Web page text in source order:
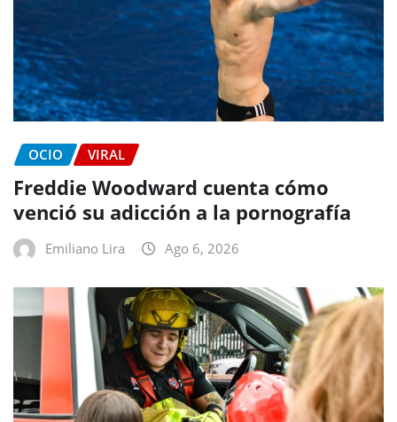
OCIO VIRAL
Freddie Woodward cuenta cómo
venció su adicción a la pornografía
Emiliano Lira Ago 6, 2026